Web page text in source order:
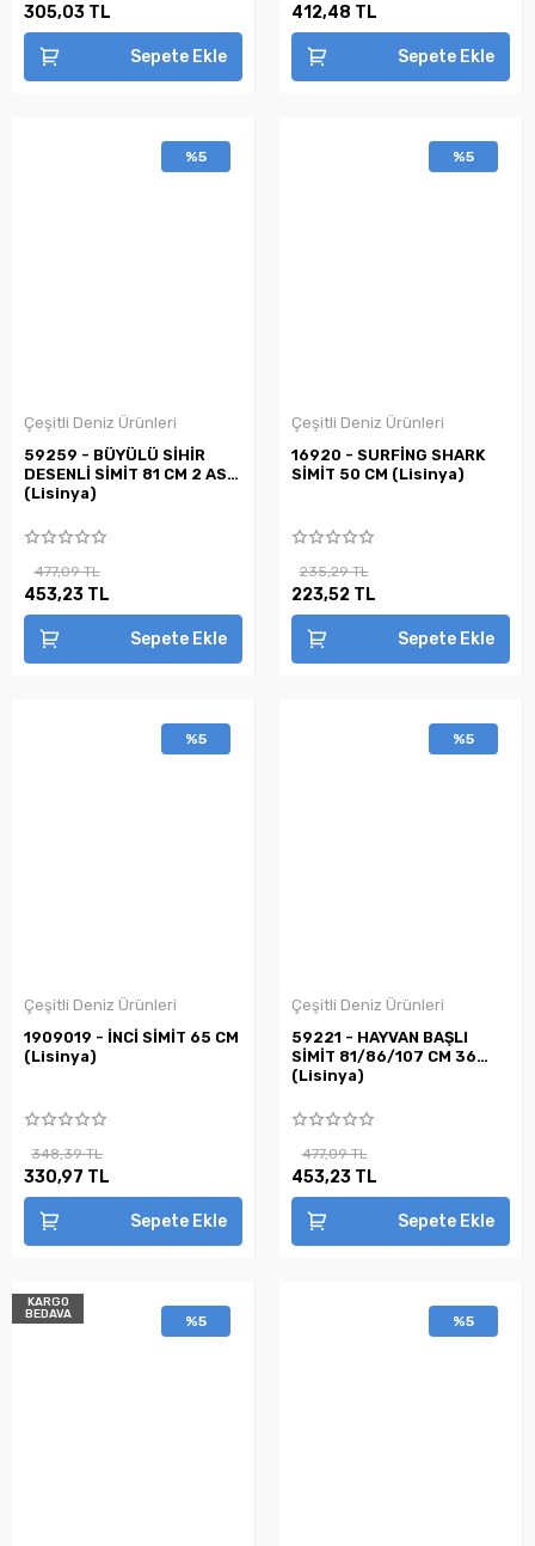
305,03 TL
Sepete Ekle
412,48 TL
Sepete Ekle
%5
Çeşitli Deniz Ürünleri
59259 - BÜYÜLÜ SİHİR
DESENLİ SİMİT 81 CM 2 AST
(Lisinya)
477,09 TL
453,23 TL
Sepete Ekle
%5
Çeşitli Deniz Ürünleri
16920 - SURFİNG SHARK
SİMİT 50 CM (Lisinya)
235,29 TL
223,52 TL
Sepete Ekle
%5
Çeşitli Deniz Ürünleri
1909019 - İNCİ SİMİT 65 CM
(Lisinya)
348,39 TL
330,97 TL
Sepete Ekle
%5
Çeşitli Deniz Ürünleri
59221 - HAYVAN BAŞLI
SİMİT 81/86/107 CM 36
(Lisinya)
477,09 TL
453,23 TL
Sepete Ekle
KARGO
BEDAVA
%5 %5